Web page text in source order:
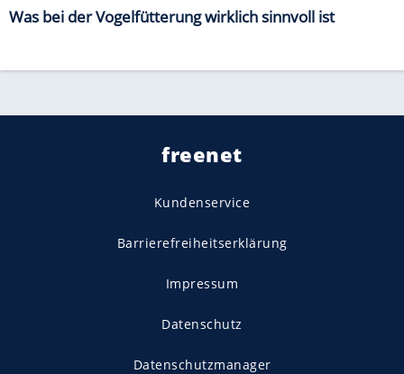
Was bei der Vogelfütterung wirklich sinnvoll ist
freenet
Kundenservice
Barrierefreiheitserklärung
Impressum
Datenschutz
Datenschutzmanager